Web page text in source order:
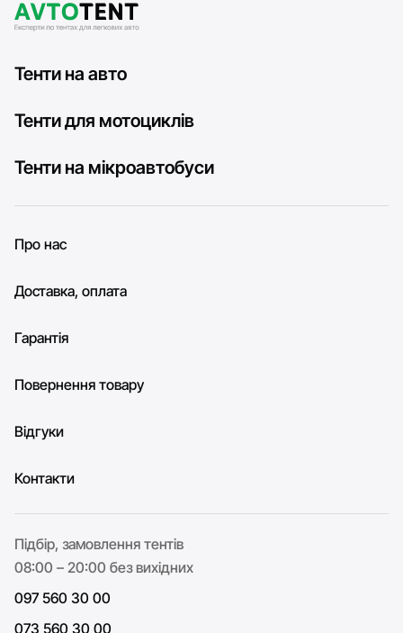
Тенти на авто
Тенти для мотоциклів
Тенти на мікроавтобуси
Про нас
Доставка, оплата
Гарантія
Повернення товару
Відгуки
Контакти
Підбір, замовлення тентів
08:00 – 20:00 без вихідних
097 560 30 00
073 560 30 00